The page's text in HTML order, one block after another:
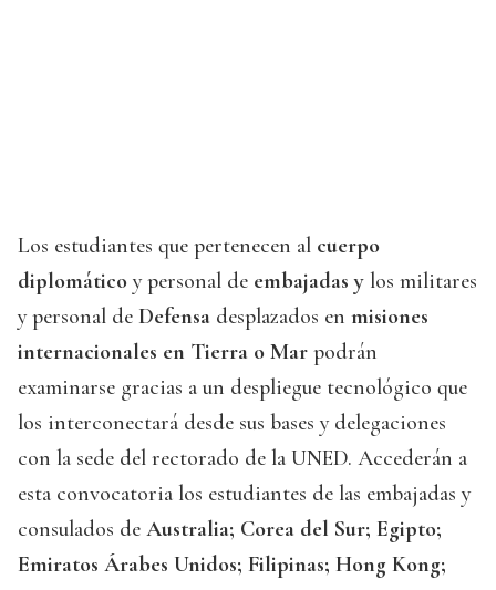
Los estudiantes que pertenecen al cuerpo
diplomático y personal de embajadas y los militares
y personal de Defensa desplazados en misiones
internacionales en Tierra o Mar podrán
examinarse gracias a un despliegue tecnológico que
los interconectará desde sus bases y delegaciones
con la sede del rectorado de la UNED. Accederán a
esta convocatoria los estudiantes de las embajadas y
consulados de Australia; Corea del Sur; Egipto;
Emiratos Árabes Unidos; Filipinas; Hong Kong;